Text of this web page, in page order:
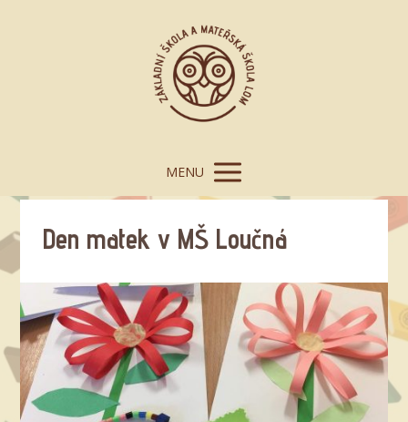
MENU
Den matek v MŠ Loučná